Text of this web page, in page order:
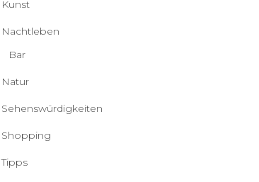
Kunst
Nachtleben
Bar
Natur
Sehenswürdigkeiten
Shopping
Tipps